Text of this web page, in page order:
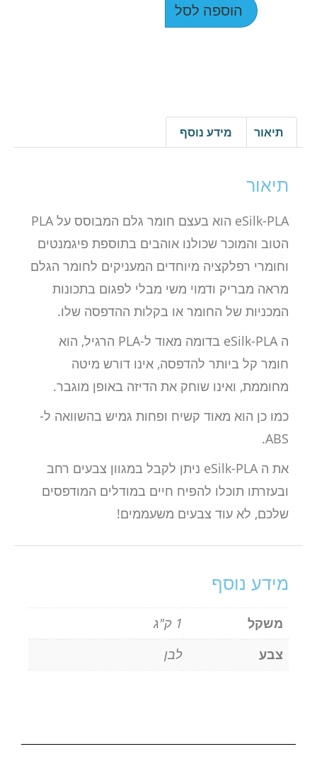
הוספה לסל
תיאור מידע נוסף
תיאור
eSilk-PLA הוא בעצם חומר גלם המבוסס על PLA
הטוב והמוכר שכולנו אוהבים בתוספת פיגמנטים
וחומרי רפלקציה מיוחדים המעניקים לחומר הגלם
מראה מבריק ודמוי משי מבלי לפגום בתכונות
המכניות של החומר או בקלות ההדפסה שלו.
ה eSilk-PLA בדומה מאוד ל-PLA הרגיל, הוא
חומר קל ביותר להדפסה, אינו דורש מיטה
מחוממת, ואינו שוחק את הדיזה באופן מוגבר.
כמו כן הוא מאוד קשיח ופחות גמיש בהשוואה ל-
ABS.
את ה eSilk-PLA ניתן לקבל במגוון צבעים רחב
ובעזרתו תוכלו להפיח חיים במודלים המודפסים
שלכם, לא עוד צבעים משעממים!
מידע נוסף
משקל
1 ק"ג
צבע
לבן